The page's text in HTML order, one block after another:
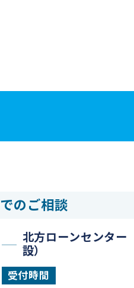
のご相談
北方ローンセンター
設）
受付時間